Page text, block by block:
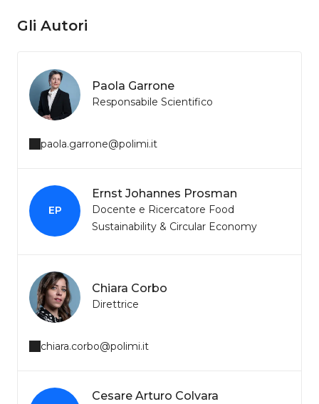
Gli Autori
Paola Garrone
Responsabile Scientifico
paola.garrone@polimi.it
EP
Ernst Johannes Prosman
Docente e Ricercatore Food
Sustainability & Circular Economy
Chiara Corbo
Direttrice
chiara.corbo@polimi.it
Cesare Arturo Colvara